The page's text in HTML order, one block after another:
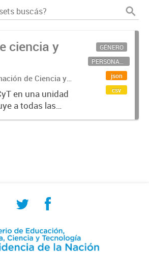
ciencia y
de Ciencia y
(SICYTAR)
en una unidad
a todas las
GÉNERO
PERSONAL CIENTÍFICO-TECNOLÓGICO
json
csv